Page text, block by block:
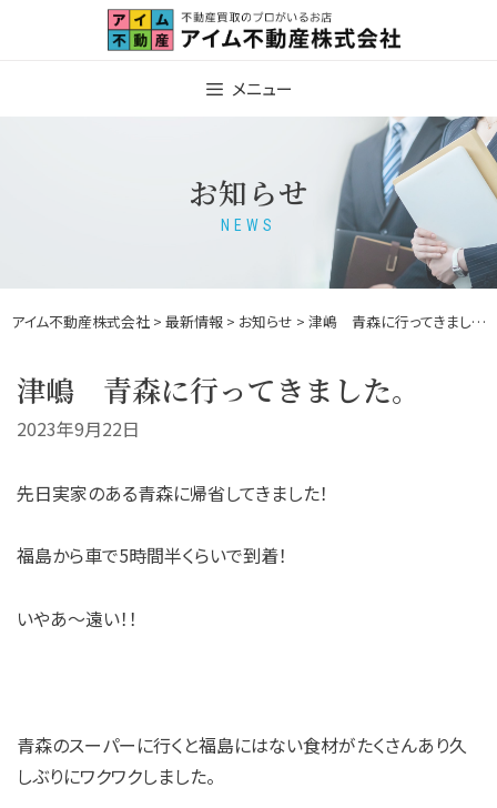
メニュー
お知らせ
NEWS
アイム不動産株式会社 > 最新情報 > お知らせ > 津嶋 青森に行ってきました。
津嶋 青森に行ってきました。
2023年9月22日
先日実家のある青森に帰省してきました！
福島から車で5時間半くらいで到着！
いやあ～遠い！！
青森のスーパーに行くと福島にはない食材がたくさんあり久
しぶりにワクワクしました。